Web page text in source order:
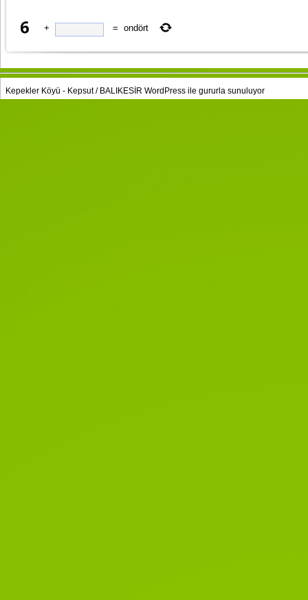
+ = ondört
Kepekler Köyü - Kepsut / BALIKESİR WordPress ile gururla sunuluyor